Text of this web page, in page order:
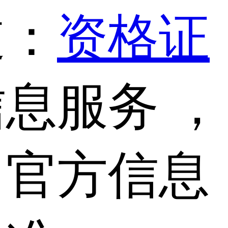
资格证
服务 ，
方信息